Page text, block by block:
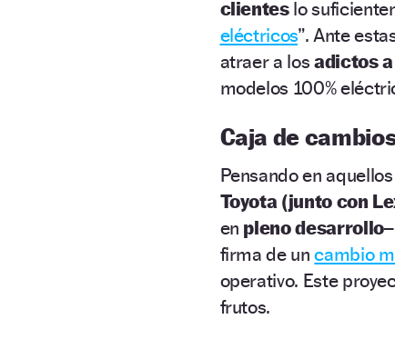
clienteslo
eléctricos”. Ante
atraer a los adictos
modelos 100%
Caja de
Pensando en
Toyota (junto con
en pleno desarrollo–
firma de uncambio
operativo. Este
frutos.